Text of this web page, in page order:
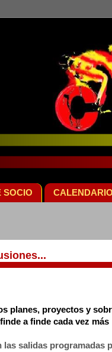
SOCIO
planes, proyectos y
a finde cada vez más
las salidas programadas